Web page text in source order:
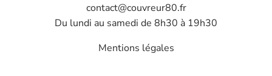
contact@couvreur80.fr
Du lundi au samedi de 8h30 à 19h30
Mentions légales